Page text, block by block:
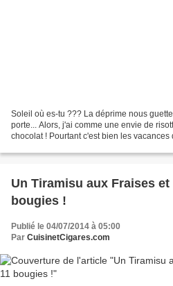
Soleil où es-tu ??? La déprime nous
porte... Alors, j'ai comme une envie de
chocolat ! Pourtant c'est bien les
Un Tiramisu aux Fraises
bougies !
Publié le 04/07/2014 à 05:00
Par CuisinetCigares.com